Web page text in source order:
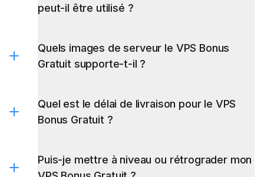
peut-il être utilisé ?
Quels images de serveur le VPS Bonus
Gratuit supporte-t-il ?
Quel est le délai de livraison pour le VPS
Bonus Gratuit ?
Puis-je mettre à niveau ou rétrograder mon